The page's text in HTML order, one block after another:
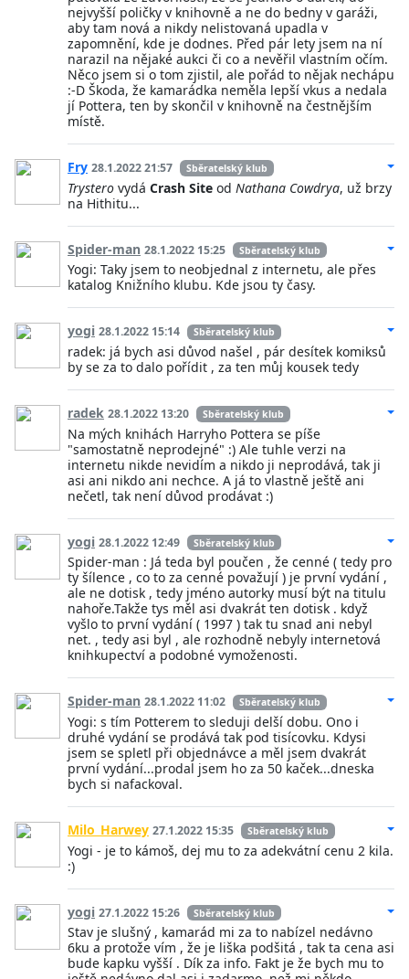
nejvyšší poličky v knihovně a ne do bedny v garáži,
aby tam nová a nikdy nelistovaná upadla v
zapomnění, kde je dodnes. Před pár lety jsem na ní
narazil na nějaké aukci či co a nevěřil vlastním očím.
Něco jsem si o tom zjistil, ale pořád to nějak nechápu
:-D Škoda, že kamarádka neměla lepší vkus a nedala
jí Pottera, ten by skončil v knihovně na čestnějším
místě.
Fry 28.1.2022 21:57 Sběratelský klub
Trystero vydá Crash Site od Nathana Cowdrya, už brzy
na Hithitu...
Spider-man 28.1.2022 15:25 Sběratelský klub
Yogi: Taky jsem to neobjednal z internetu, ale přes
katalog Knižního klubu. Kde jsou ty časy.
yogi 28.1.2022 15:14 Sběratelský klub
radek: já bych asi důvod našel , pár desítek komiksů
by se za to dalo pořídit , za ten můj kousek tedy
radek 28.1.2022 13:20 Sběratelský klub
Na mých knihách Harryho Pottera se píše
"samostatně neprodejné" :) Ale tuhle verzi na
internetu nikde nevidím a nikdo ji neprodává, tak ji
asi ani nikdo ani nechce. A já to vlastně ještě ani
nečetl, tak není důvod prodávat :)
yogi 28.1.2022 12:49 Sběratelský klub
Spider-man : Já teda byl poučen , že cenné ( tedy pro
ty šílence , co to za cenné považují ) je první vydání ,
ale ne dotisk , tedy jméno autorky musí být na titulu
nahoře.Takže tys měl asi dvakrát ten dotisk . když
vyšlo to první vydání ( 1997 ) tak tu snad ani nebyl
net. , tedy asi byl , ale rozhodně nebyly internetová
knihkupectví a podobné vymoženosti.
Spider-man 28.1.2022 11:02 Sběratelský klub
Yogi: s tím Potterem to sleduji delší dobu. Ono i
druhé vydání se prodává tak pod tisícovku. Kdysi
jsem se spletl při objednávce a měl jsem dvakrát
první vydání...prodal jsem ho za 50 kaček...dneska
bych si nafackoval.
Milo_Harwey 27.1.2022 15:35 Sběratelský klub
Yogi - je to kámoš, dej mu to za adekvátní cenu 2 kila.
:)
yogi 27.1.2022 15:26 Sběratelský klub
Stav je slušný , kamarád mi za to nabízel nedávno
6ku a protože vím , že je liška podšitá , tak ta cena asi
bude kapku vyšší . Dík za info. Fakt je že bych mu to